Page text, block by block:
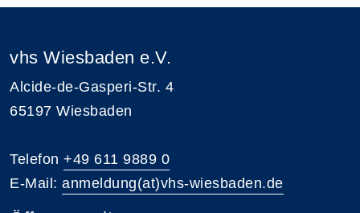
vhs Wiesbaden e.V.
Alcide-de-Gasperi-Str. 4
65197 Wiesbaden
Telefon +49 611 9889 0
E-Mail: anmeldung(at)vhs-wiesbaden.de